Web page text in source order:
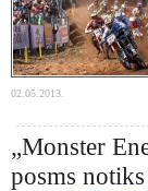
02.05.2013.
„Monster
posms